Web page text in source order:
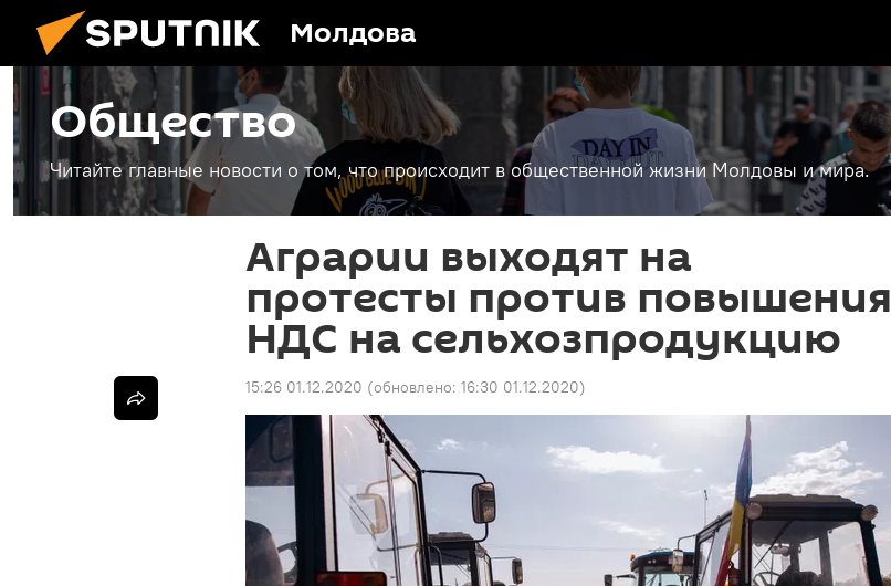
Молдова
Общество
Читайте главные новости о том, что происходит в общественной жизни Молдовы и мира.
Аграрии выходят на
протесты против повышения
НДС на сельхозпродукцию
15:26 01.12.2020 (обновлено: 16:30 01.12.2020)